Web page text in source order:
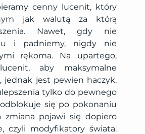
cenny lucenit, który
jak walutą za którą
Nawet, gdy nie
i padniemy, nigdy nie
rękoma. Na upartego,
aby maksymalne
jednak jest pewien haczyk.
tylko do pewnego
się po pokonaniu
zmiana pojawi się dopiero
czyli modyfikatory świata.